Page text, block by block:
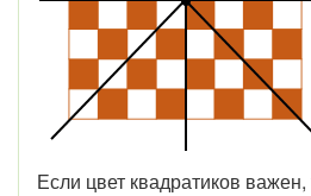
Если цвет квадратиков